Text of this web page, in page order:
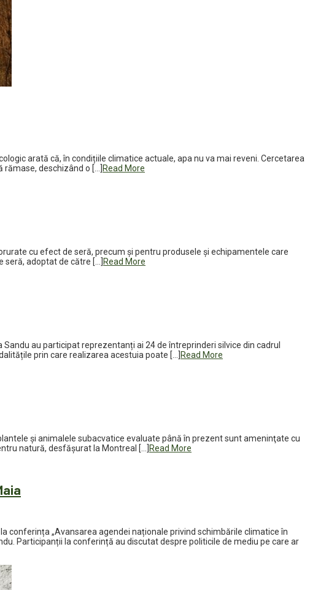
arată că, în condițiile climatice actuale, apa nu va mai reveni. Cercetarea
deschizând o […] Read More
cu efect de seră, precum și pentru produsele și echipamentele care
adoptat de către […]
Read More
au participat reprezentanți ai 24 de întreprinderi silvice din cadrul
prin care realizarea acestuia poate […]
Read More
şi animalele subacvatice evaluate până în prezent sunt ameninţate cu
natură, desfăşurat la Montreal […]
Read More
conferința „Avansarea agendei naționale privind schimbările climatice în
Participanții la conferință au discutat despre politicile de mediu pe care ar